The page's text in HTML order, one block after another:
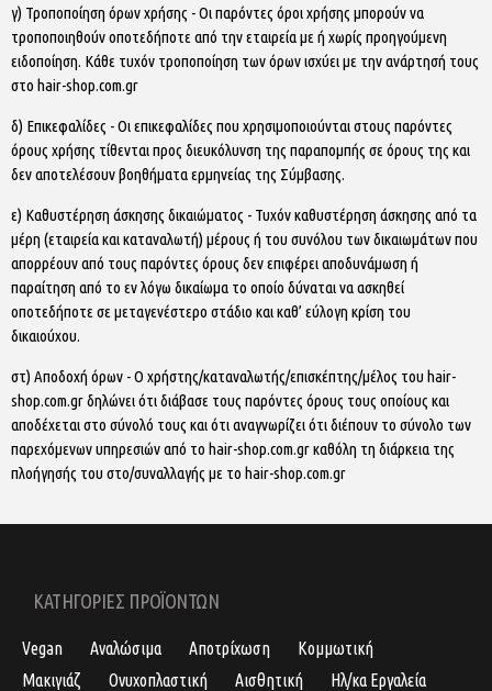
γ) Τροποποίηση όρων χρήσης - Οι παρόντες όροι χρήσης μπορούν να
τροποποιηθούν οποτεδήποτε από την εταιρεία με ή χωρίς προηγούμενη
ειδοποίηση. Κάθε τυχόν τροποποίηση των όρων ισχύει με την ανάρτησή τους
στο hair-shop.com.gr
δ) Επικεφαλίδες - Οι επικεφαλίδες που χρησιμοποιούνται στους παρόντες
όρους χρήσης τίθενται προς διευκόλυνση της παραπομπής σε όρους της και
δεν αποτελέσουν βοηθήματα ερμηνείας της Σύμβασης.
ε) Καθυστέρηση άσκησης δικαιώματος - Τυχόν καθυστέρηση άσκησης από τα
μέρη (εταιρεία και καταναλωτή) μέρους ή του συνόλου των δικαιωμάτων που
απορρέουν από τους παρόντες όρους δεν επιφέρει αποδυνάμωση ή
παραίτηση από το εν λόγω δικαίωμα το οποίο δύναται να ασκηθεί
οποτεδήποτε σε μεταγενέστερο στάδιο και καθ’ εύλογη κρίση του
δικαιούχου.
στ) Αποδοχή όρων - Ο χρήστης/καταναλωτής/επισκέπτης/μέλος του hair-
shop.com.gr δηλώνει ότι διάβασε τους παρόντες όρους τους οποίους και
αποδέχεται στο σύνολό τους και ότι αναγνωρίζει ότι διέπουν το σύνολο των
παρεχόμενων υπηρεσιών από το hair-shop.com.gr καθόλη τη διάρκεια της
πλοήγησής του στο/συναλλαγής με το hair-shop.com.gr
ΚΑΤΗΓΟΡΙΕΣ ΠΡΟΪΟΝΤΩΝ
Vegan Αναλώσιμα Αποτρίχωση
Κομμωτική
Μακιγιάζ
Ονυχοπλαστική Αισθητική
Ηλ/κα Εργαλεία